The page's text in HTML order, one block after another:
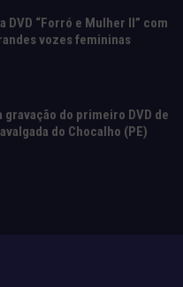
DVD “Forró e Mulher II” com
vozes femininas
do primeiro DVD de
do Chocalho (PE)